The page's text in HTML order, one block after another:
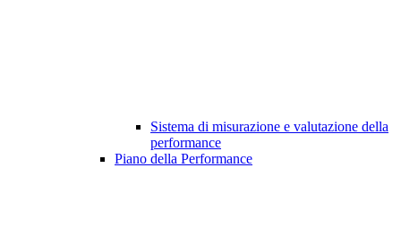
Sistema di misurazione e valutazione della
performance
Piano della Performance